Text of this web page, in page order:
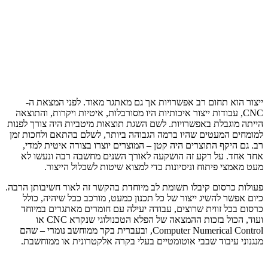
ייצור הוא תחום רב אפשרויות אך גם מאתגר מאוד. לפני המצאת ה-
CNC, עבודות ייצור איכותיות היו מסורבלות, איטיות ויקרות, והתוצאה
הייתה מוגבלת באפשרויות. לשם השגת תוצאות מיטביות היה צורך לפנות
למומחים המעטים שהיו ברמה הגבוהה ביותר, לשלם בהתאם ולחכות זמן
רב. גם היקף התוצרים היה קטן – המוצרים יוצרו בצורה איטית למדי,
אחד אחד. על רקע זה הושקעה לאורך השנים מחשבה רבה ונעשו לא
מעט מאמצי פיתוח וניסיונות כדי למצוא שיטות לשכלול הייצור.
פעולות כרסום קיבלו תשומת לב מיוחדת בהקשר זה לאור חשיבותן הרבה.
כיום אפשר להשיג ייצור של כל תכנון כמעט, מורכב ככל שיהיה, כולל
כרסום בכל זווית שרוצים, עבודה יעילה עם חומרים מאתגרים במיוחד
ועוד, הכול בזכות ההמצאה של הפלא הטכנולוגי שנקרא CNC או
Computer Numerical Control, ובעברית בקר ממוחשב נומרי – שהם
מנגנוני עיבוד שבבי אוטומטיים בעלי בקרה אלקטרונית או ממוחשבת.